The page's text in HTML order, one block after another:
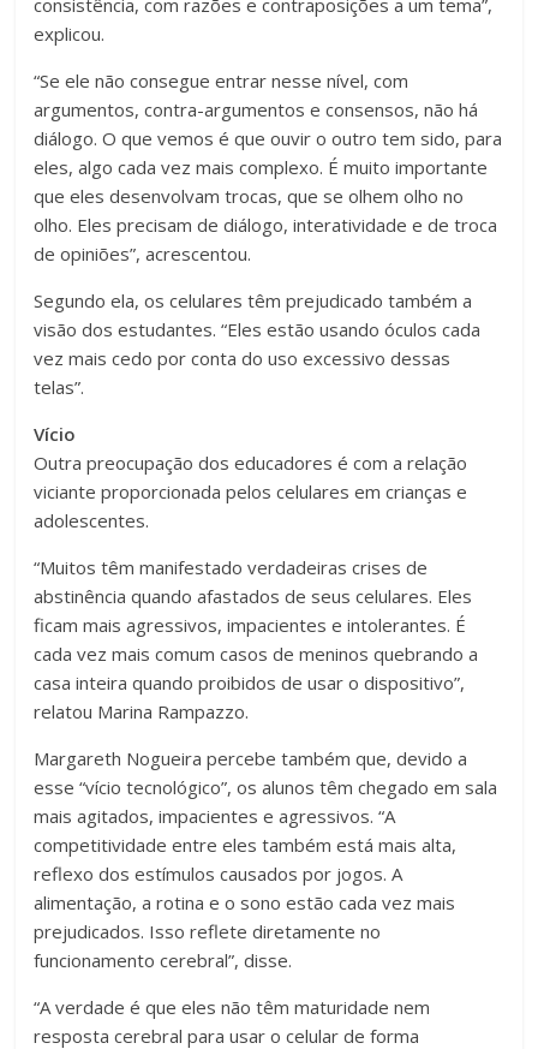
explicou.
“Se ele não consegue entrar nesse nível, com
argumentos, contra-argumentos e consensos, não há
diálogo. O que vemos é que ouvir o outro tem sido, para
eles, algo cada vez mais complexo. É muito importante
que eles desenvolvam trocas, que se olhem olho no
olho. Eles precisam de diálogo, interatividade e de troca
de opiniões”, acrescentou.
Segundo ela, os celulares têm prejudicado também a
visão dos estudantes. “Eles estão usando óculos cada
vez mais cedo por conta do uso excessivo dessas
telas”.
Vício
Outra preocupação dos educadores é com a relação
viciante proporcionada pelos celulares em crianças e
adolescentes.
“Muitos têm manifestado verdadeiras crises de
abstinência quando afastados de seus celulares. Eles
ficam mais agressivos, impacientes e intolerantes. É
cada vez mais comum casos de meninos quebrando a
casa inteira quando proibidos de usar o dispositivo”,
relatou Marina Rampazzo.
Margareth Nogueira percebe também que, devido a
esse “vício tecnológico”, os alunos têm chegado em sala
mais agitados, impacientes e agressivos. “A
competitividade entre eles também está mais alta,
reflexo dos estímulos causados por jogos. A
alimentação, a rotina e o sono estão cada vez mais
prejudicados. Isso reflete diretamente no
funcionamento cerebral”, disse.
“A verdade é que eles não têm maturidade nem
resposta cerebral para usar o celular de forma